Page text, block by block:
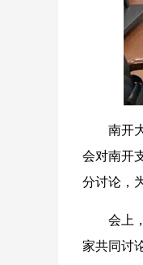
南开大
会对南开
分讨论，
会上，
家共同讨